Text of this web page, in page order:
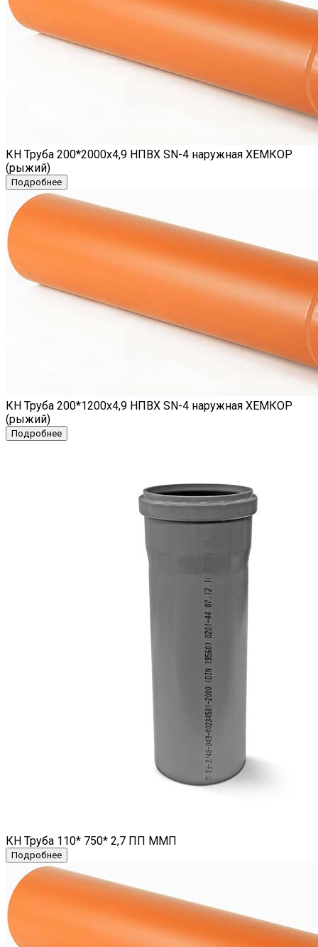
КН Труба 200*2000х4,9 НПВХ SN-4 наружная ХЕМКОР
(рыжий)
КН Труба 200*1200х4,9 НПВХ SN-4 наружная ХЕМКОР
(рыжий)
КН Труба 110* 750* 2,7 ПП ММП